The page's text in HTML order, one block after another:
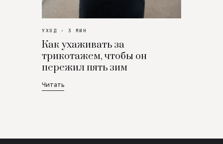
УХОД · 3 МИН
Как ухаживать за
трикотажем, чтобы он
пережил пять зим
Читать